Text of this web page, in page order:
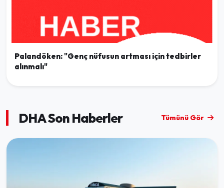
Palandöken: "Genç nüfusun artması için tedbirler
alınmalı"
DHA Son Haberler Tümünü Gör